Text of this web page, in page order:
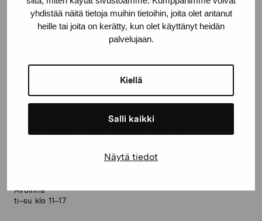
yhdistää näitä tietoja muihin tietoihin, joita olet antanut
heille tai joita on kerätty, kun olet käyttänyt heidän
palvelujaan.
Kiellä
Salli kaikki
Näytä tiedot
Linkedin
Näyttelyt nyt käynnissä
Avoinna
ti–su klo 11–17